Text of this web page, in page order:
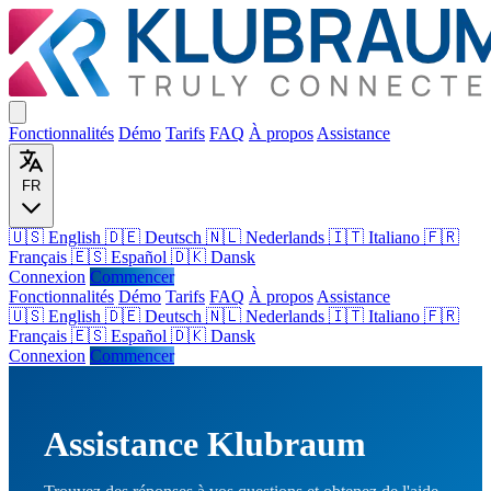
Fonctionnalités Démo Tarifs FAQ À propos Assistance
FR
🇺🇸 English 🇩🇪 Deutsch 🇳🇱 Nederlands 🇮🇹 Italiano 🇫🇷
Français 🇪🇸 Español 🇩🇰 Dansk
Connexion Commencer
Fonctionnalités Démo Tarifs FAQ À propos Assistance
🇺🇸 English 🇩🇪 Deutsch 🇳🇱 Nederlands 🇮🇹 Italiano 🇫🇷
Français 🇪🇸 Español 🇩🇰 Dansk
Connexion Commencer
Assistance Klubraum